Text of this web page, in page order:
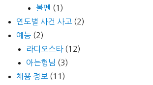
볼펜 (1)
연도별 사건 사고 (2)
예능 (2)
라디오스타(12)
아는형님 (3)
채용 정보 (11)